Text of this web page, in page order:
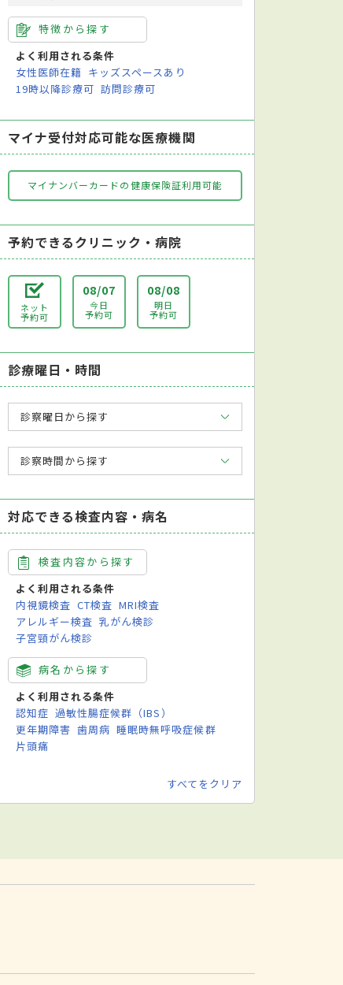
特徴から探す
よく利用される条件
女性医師在籍 キッズスペースあり
19時以降診療可 訪問診療可
マイナ受付対応可能な医療機関
マイナンバーカードの健康保険証利用可能
予約できるクリニック・病院
ネット
予約可
08/07
今日
予約可
08/08
明日
予約可
診療曜日・時間
診察曜日から探す
診察時間から探す
対応できる検査内容・病名
検査内容から探す
よく利用される条件
内視鏡検査 CT検査 MRI検査
アレルギー検査 乳がん検診
子宮頸がん検診
病名から探す
よく利用される条件
認知症 過敏性腸症候群（IBS）
更年期障害 歯周病 睡眠時無呼吸症候群
片頭痛
すべてをクリア